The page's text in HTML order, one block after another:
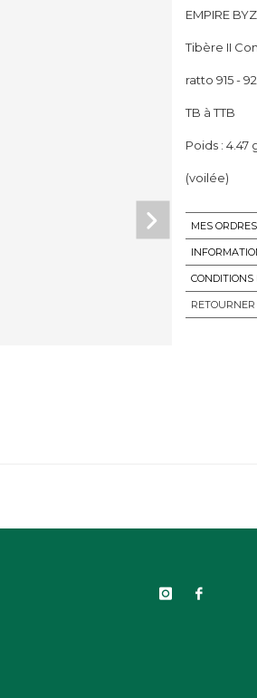
EMPIRE
Tibère II
ratto 915 -
TB à TTB
Poids : 4.47
(voilée)
MES
CONDITIONS